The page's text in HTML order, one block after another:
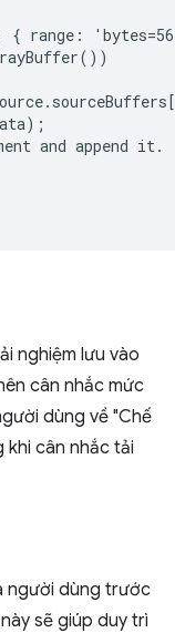
{ range:
and append it.
nghiệm lưu vào
cân nhắc mức
dùng về "Chế
khi cân nhắc tải
người dùng trước
sẽ giúp duy trì